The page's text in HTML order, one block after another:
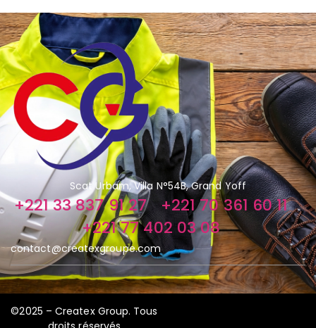
Scat Urbam, Villa N°54B, Grand Yoff
+221 33 837 91 27
+221 70 361 60 11
+221 77 402 03 08
contact@createxgroupe.com
©2025 – Createx Group. Tous